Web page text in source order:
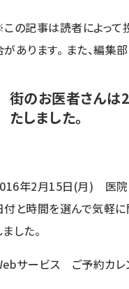
の記事は読者によって
があります。 また、編集
街のお医者さんは
たしました。
年2月15日(月) 医院・
付と時間を選んで気軽
ました。
サービス ご予約カレ